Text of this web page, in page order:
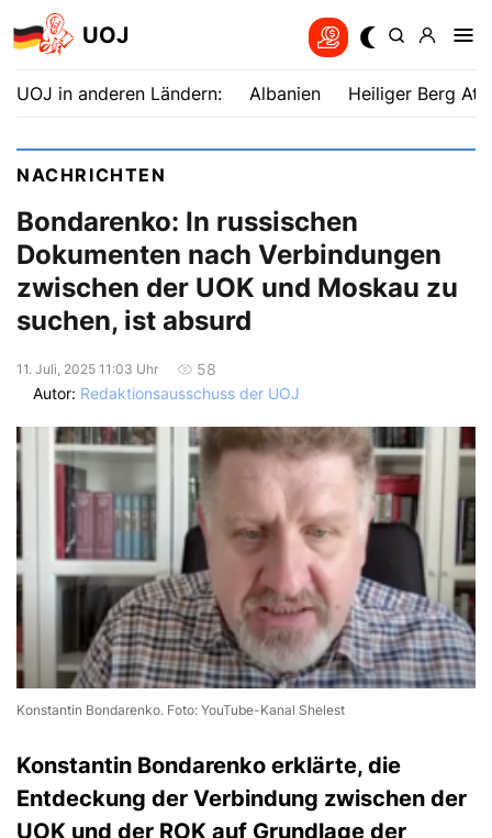
UOJ
UOJ in anderen Ländern: Albanien Heiliger Berg
NACHRICHTEN
Bondarenko: In russischen
Dokumenten nach Verbindungen
zwischen der UOK und Moskau zu
suchen, ist absurd
11. Juli, 2025 11:03 Uhr
58
Autor: Redaktionsausschuss der UOJ
Konstantin Bondarenko. Foto: YouTube-Kanal Shelest
Konstantin Bondarenko erklärte, die
Entdeckung der Verbindung zwischen der
UOK und der ROK auf Grundlage der